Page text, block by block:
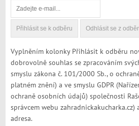
Vyplněním kolonky Přihlásit k odběru
dobrovolně souhlas se zpracováním
smyslu zákona č. 101/2000 Sb., o
platném znění) a ve smyslu GDPR
ochraně osobních údajů) společnosti
správcem webu
adresa.